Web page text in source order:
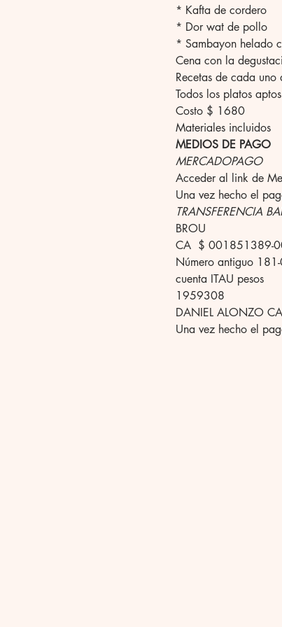
* Kafta de cordero
* Dor wat de pollo
* Sambayon helado
Cena con la
Recetas de cada uno
Todos los platos
Costo $ 1680
Materiales incluidos
MEDIOS DE PAGO
MERCADOPAGO
Acceder al link de
Una vez hecho el
TRANSFERENCIA
BROU
CA  $ 001851389-
Número antiguo
cuenta ITAU pesos
1959308
DANIEL ALONZO
Una vez hecho el